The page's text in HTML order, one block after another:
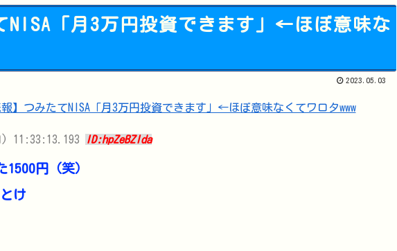
漫画ゲームアニメで史上最
『BanG Dream! Ave Mujica
NISA「月3万円投資できます」←ほぼ意味な
2023.05.03
) 11:33:13.193 ID:hpZeBZlda
1500円（笑）
け